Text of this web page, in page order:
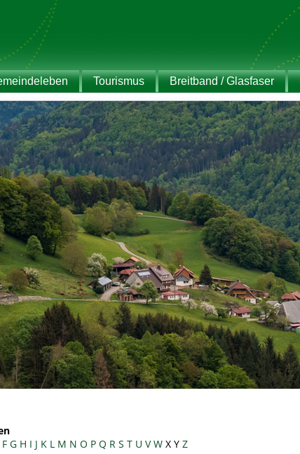
Tourismus Breitband / Glasfaser
F G H I J K L M N O P Q R S T U V W X Y Z